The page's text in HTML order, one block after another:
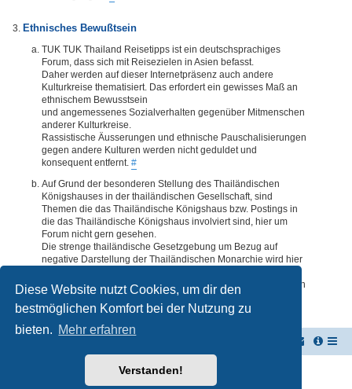
Diese Website nutzt Cookies, um dir den
bestmöglichen Komfort bei der Nutzung zu
bieten. Mehr erfahren
Verstanden!
Ethnisches Bewußtsein
TUK TUK Thailand Reisetipps ist ein deutschsprachiges
Forum, dass sich mit Reisezielen in Asien befasst.
Daher werden auf dieser Internetpräsenz auch andere
Kulturkreise thematisiert. Das erfordert ein gewisses Maß an
ethnischem Bewusstsein
und angemessenes Sozialverhalten gegenüber Mitmenschen
anderer Kulturkreise.
Rassistische Äusserungen und ethnische Pauschalisierungen
gegen andere Kulturen werden nicht geduldet und
konsequent entfernt. #
Auf Grund der besonderen Stellung des Thailändischen
Königshauses in der thailändischen Gesellschaft, sind
Themen die das Thailändische Königshaus bzw. Postings in
die das Thailändische Königshaus involviert sind, hier um
Forum nicht gern gesehen.
Die strenge thailändische Gesetzgebung um Bezug auf
negative Darstellung der Thailändischen Monarchie wird hier
deren Inhalte diesbezüglich auch nur ansatzweise bedenklich
erscheinen, kommentarlos entfernt. #
Powered byphpBB® Forum Software © phpBB Limited
Deutsche Übersetzung durchphpBB.de